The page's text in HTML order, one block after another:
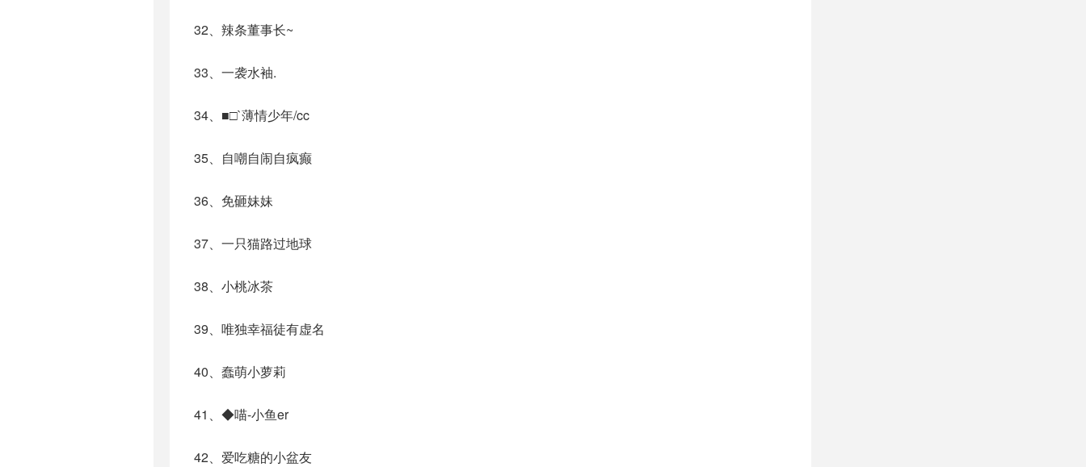
32、辣条董事长~
33、一袭水袖.
34、■□`薄情少年/cc
35、自嘲自闹自疯癫
36、免砸妹妹
37、一只猫路过地球
38、小桃冰茶
39、唯独幸福徒有虚名
40、蠢萌小萝莉
41、◆喵-小鱼er
42、爱吃糖的小盆友